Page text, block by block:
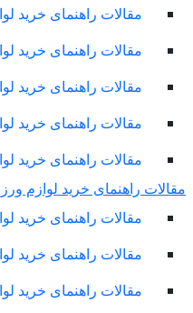
مقالات راهنمای خرید
مقالات راهنمای خرید
مقالات راهنمای خرید
مقالات راهنمای خرید
مقالات راهنمای خرید
راهنمای خرید لوازم ورزش
مقالات راهنمای خرید
مقالات راهنمای خرید
مقالات راهنمای خرید